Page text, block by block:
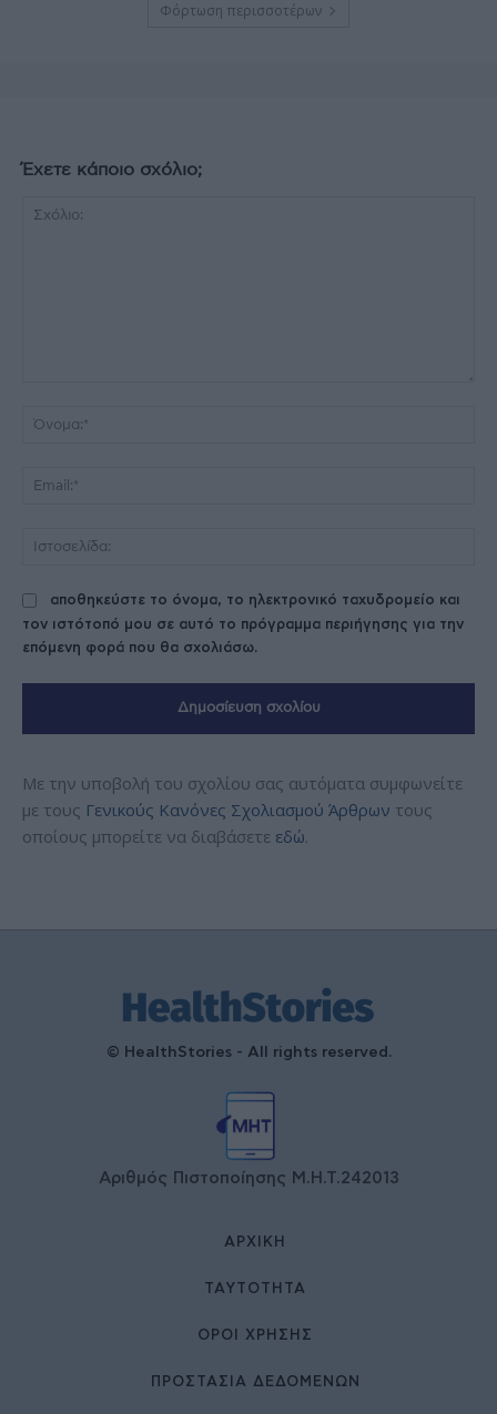
Φόρτωση περισσοτέρων
Έχετε κάποιο σχόλιο;
αποθηκεύστε το όνομα, το ηλεκτρονικό ταχυδρομείο και
τον ιστότοπό μου σε αυτό το πρόγραμμα περιήγησης για την
επόμενη φορά που θα σχολιάσω.
Με την υποβολή του σχολίου σας αυτόματα συμφωνείτε
με τους Γενικούς Κανόνες Σχολιασμού Άρθρων τους
οποίους μπορείτε να διαβάσετε εδώ.
© HealthStories - All rights reserved.
Αριθμός Πιστοποίησης Μ.Η.Τ.242013
ΑΡΧΙΚΉ
ΤΑΥΤΌΤΗΤΑ
ΌΡΟΙ ΧΡΉΣΗΣ
ΠΡΟΣΤΑΣΙΑ ΔΕΔΟΜΕΝΩΝ